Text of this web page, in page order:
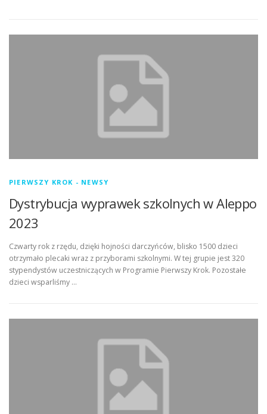
PIERWSZY KROK - NEWSY
Dystrybucja wyprawek szkolnych w Aleppo
2023
Czwarty rok z rzędu, dzięki hojności darczyńców, blisko 1500 dzieci
otrzymało plecaki wraz z przyborami szkolnymi. W tej grupie jest 320
stypendystów uczestniczących w Programie Pierwszy Krok. Pozostałe
dzieci wsparliśmy …